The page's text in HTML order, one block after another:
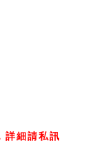
詳細請私訊